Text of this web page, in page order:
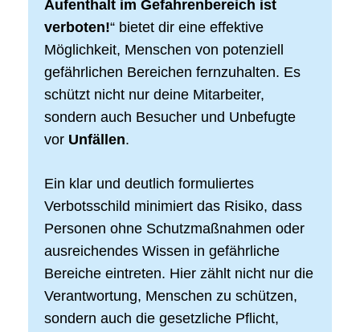
Aufenthalt im Gefahrenbereich ist
verboten!“ bietet dir eine effektive
Möglichkeit, Menschen von potenziell
gefährlichen Bereichen fernzuhalten. Es
schützt nicht nur deine Mitarbeiter,
sondern auch Besucher und Unbefugte
vor Unfällen.
Ein klar und deutlich formuliertes
Verbotsschild minimiert das Risiko, dass
Personen ohne Schutzmaßnahmen oder
ausreichendes Wissen in gefährliche
Bereiche eintreten. Hier zählt nicht nur die
Verantwortung, Menschen zu schützen,
sondern auch die gesetzliche Pflicht,